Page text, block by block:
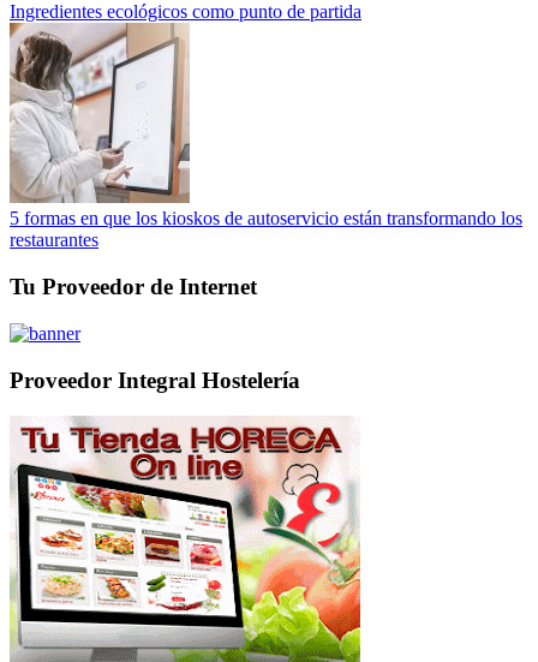
Ingredientes ecológicos como punto de partida
5 formas en que los kioskos de autoservicio están transformando los
restaurantes
Tu Proveedor de Internet
Proveedor Integral Hostelería